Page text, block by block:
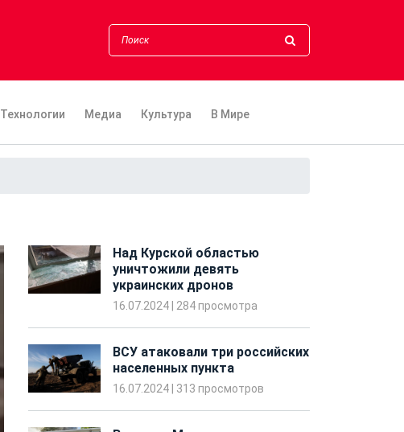
Технологии Медиа Культура В Мире
Над Курской областью
уничтожили девять
украинских дронов
16.07.2024 284 просмотра
ВСУ атаковали три российских
населенных пункта
16.07.2024 313 просмотров